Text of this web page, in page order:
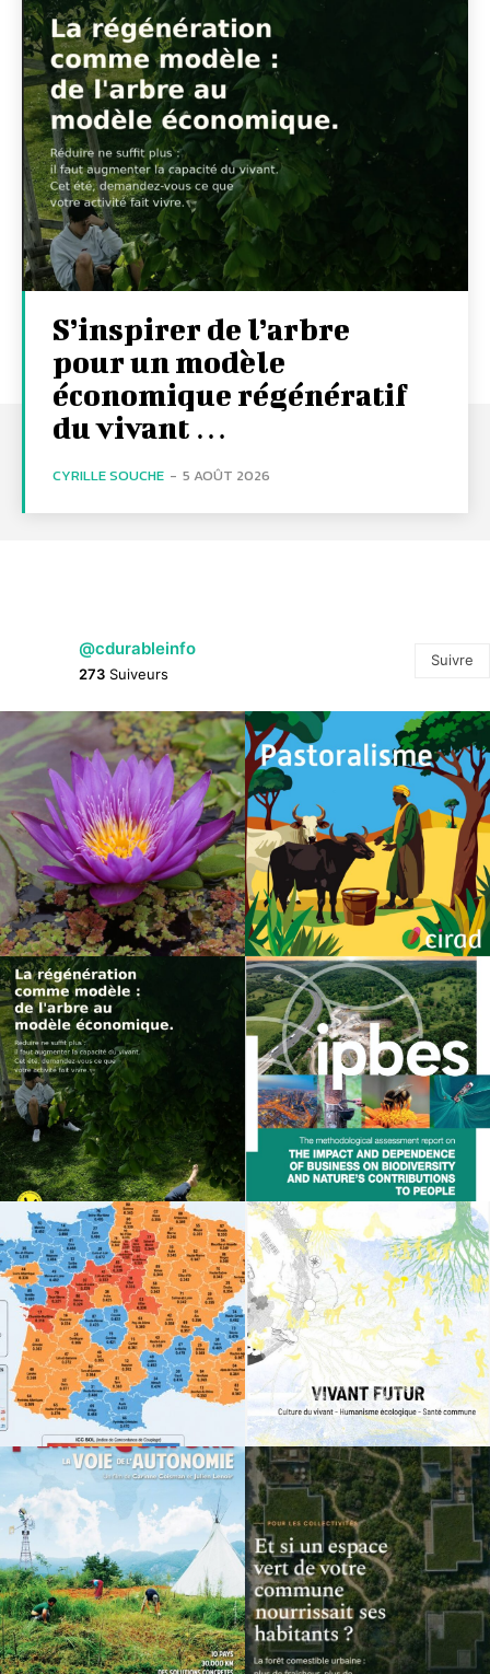
S’inspirer de l’arbre
pour un modèle
économique régénératif
du vivant …
CYRILLE SOUCHE - 5 AOÛT 2026
@cdurableinfo
273 Suiveurs
Suivre